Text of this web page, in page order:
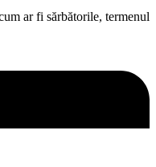
ar fi sărbătorile, termenul